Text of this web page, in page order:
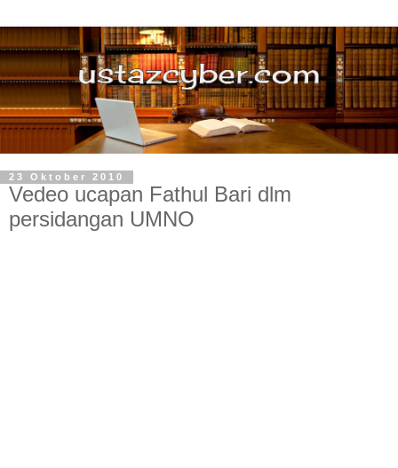
23 Oktober 2010
Vedeo ucapan Fathul Bari dlm
persidangan UMNO